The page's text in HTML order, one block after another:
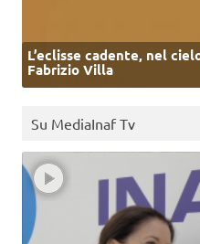
L’eclisse cadente, nel
Fabrizio Villa
Su MediaInaf Tv